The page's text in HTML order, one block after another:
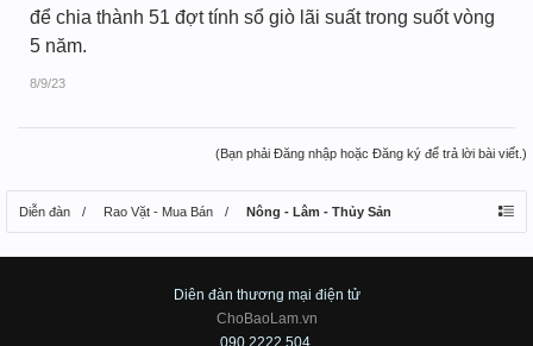
để chia thành 51 đợt tính sổ giò lãi suất trong suốt vòng
5 năm.
8/9/23
(Bạn phải Đăng nhập hoặc Đăng ký để trả lời bài viết.)
Diễn đàn Rao Vặt - Mua Bán Nông - Lâm - Thủy Sản
Diên đàn thương mại điện tử
ChoBaoLam.vn
090.2222.504.